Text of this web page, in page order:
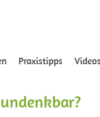
Praxistipps Videos